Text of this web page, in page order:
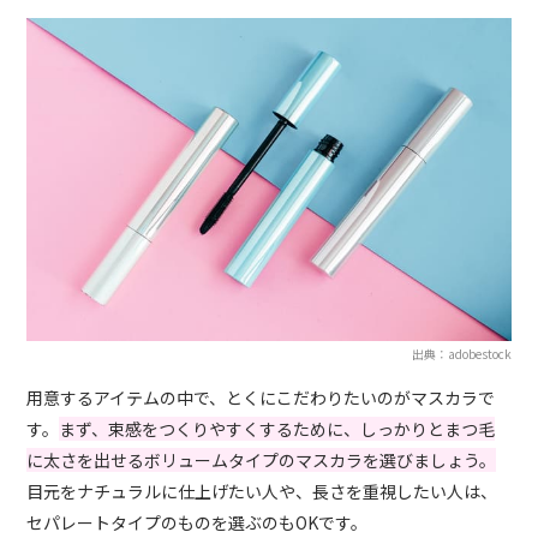
出典：adobestock
用意するアイテムの中で、とくにこだわりたいのがマスカラで
す。 まず、束感をつくりやすくするために、しっかりとまつ毛
に太さを出せるボリュームタイプのマスカラを選びましょう。
目元をナチュラルに仕上げたい人や、長さを重視したい人は、
セパレートタイプのものを選ぶのもOKです。